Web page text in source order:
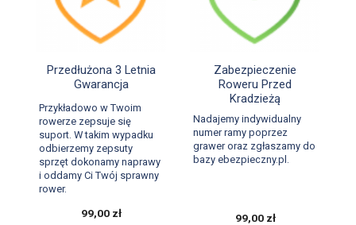
Szybki podgląd
Przedłużona 3 Letnia
Gwarancja
Przykładowo w Twoim
rowerze zepsuje się
suport. W takim wypadku
odbierzemy zepsuty
sprzęt dokonamy naprawy
i oddamy Ci Twój sprawny
rower.
99,00 zł
Szybki podgląd
Zabezpieczenie
Roweru Przed
Kradzieżą
Nadajemy indywidualny
numer ramy poprzez
grawer oraz zgłaszamy do
bazy ebezpieczny.pl.
99,00 zł